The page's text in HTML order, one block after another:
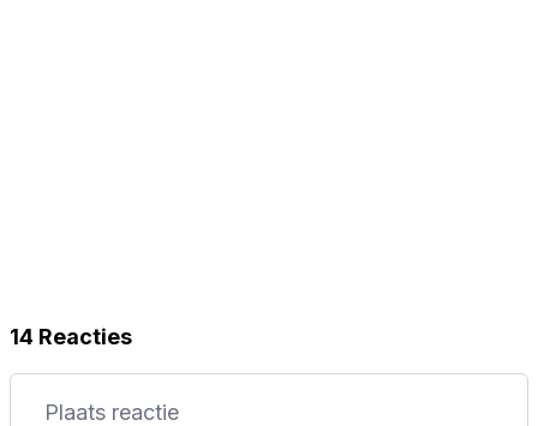
14 Reacties